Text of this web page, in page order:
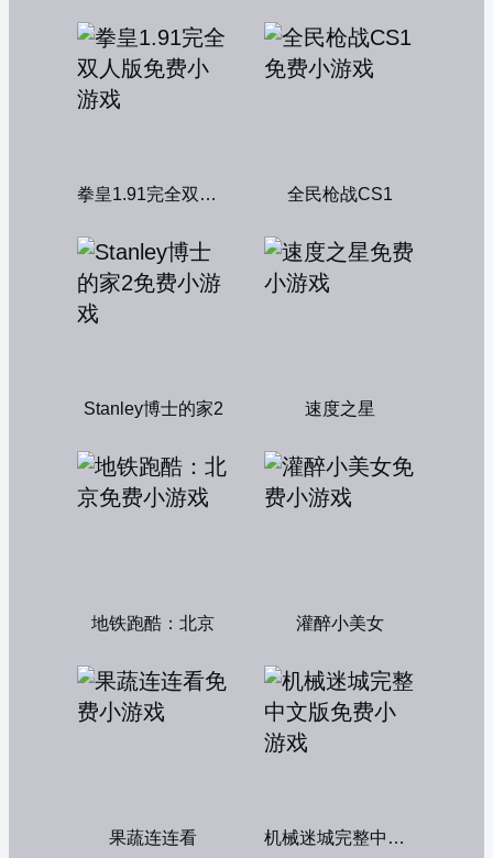
拳皇1.91完全双人版 全民枪战CS1
Stanley博士的家2 速度之星
地铁跑酷：北京 灌醉小美女
果蔬连连看 机械迷城完整中文版